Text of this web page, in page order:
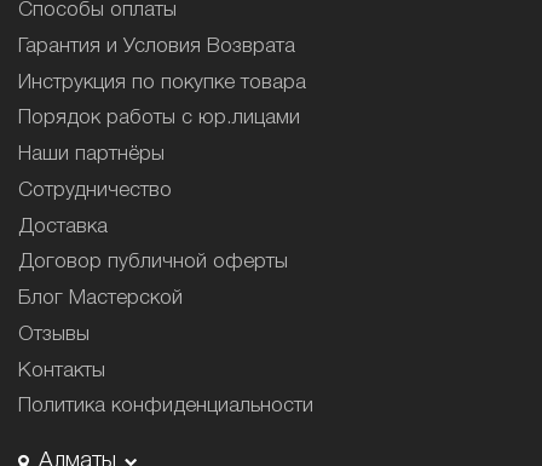
Способы оплаты
Гарантия и Условия Возврата
Инструкция по покупке товара
Порядок работы с юр.лицами
Наши партнёры
Сотрудничество
Доставка
Договор публичной оферты
Блог Мастерской
Отзывы
Контакты
Политика конфиденциальности